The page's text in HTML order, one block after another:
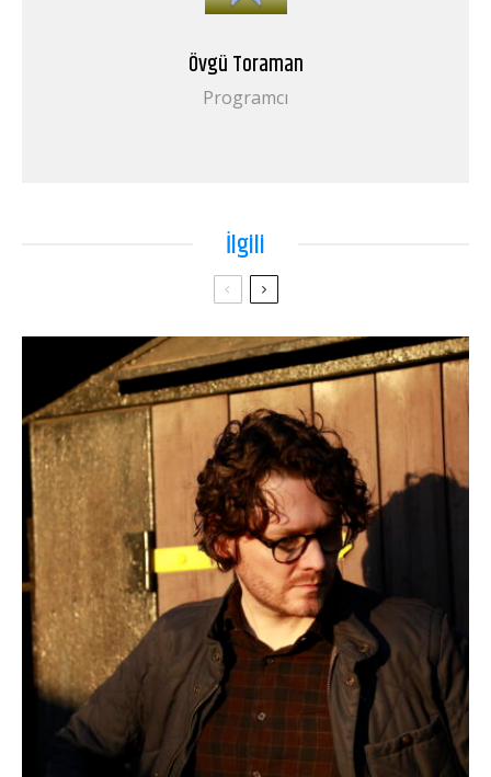
Övgü Toraman
Programcı
İlgili